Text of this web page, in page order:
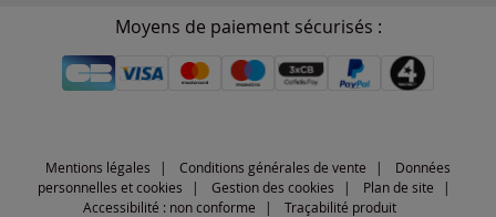
Moyens de paiement sécurisés :
Mentions légales Conditions générales de vente
Données
personnelles et cookies
Gestion des cookies
Plan de site
Accessibilité : non conforme
Traçabilité produit